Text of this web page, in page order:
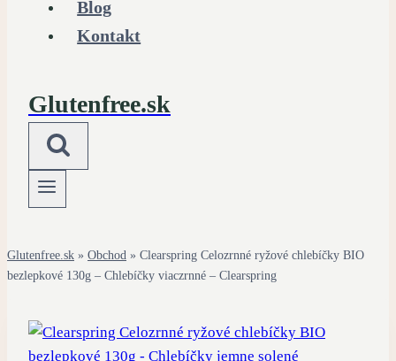
Blog
Kontakt
Glutenfree.sk
Glutenfree.sk » Obchod » Clearspring Celozrnné ryžové chlebíčky BIO
bezlepkové 130g – Chlebíčky viaczrnné – Clearspring